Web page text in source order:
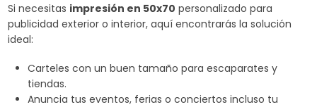
Si necesitas impresión en 50x70 personalizado para
publicidad exterior o interior, aquí encontrarás la solución
ideal:
Carteles con un buen tamaño para escaparates y
tiendas.
Anuncia tus eventos, ferias o conciertos incluso tu